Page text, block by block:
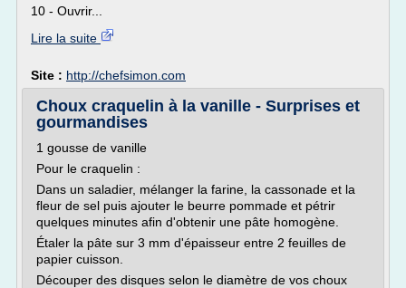
10 - Ouvrir...
Lire la suite
Site : http://chefsimon.com
Choux craquelin à la vanille - Surprises et
gourmandises
1 gousse de vanille
Pour le craquelin :
Dans un saladier, mélanger la farine, la cassonade et la
fleur de sel puis ajouter le beurre pommade et pétrir
quelques minutes afin d'obtenir une pâte homogène.
Étaler la pâte sur 3 mm d'épaisseur entre 2 feuilles de
papier cuisson.
Découper des disques selon le diamètre de vos choux